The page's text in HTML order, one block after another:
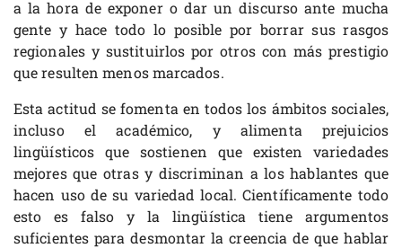
a la hora de exponer o dar un discurso ante mucha
gente y hace todo lo posible por borrar sus rasgos
regionales y sustituirlos por otros con más prestigio
que resulten menos marcados.
Esta actitud se fomenta en todos los ámbitos sociales,
incluso el académico, y alimenta prejuicios
lingüísticos que sostienen que existen variedades
mejores que otras y discriminan a los hablantes que
hacen uso de su variedad local. Científicamente todo
esto es falso y la lingüística tiene argumentos
suficientes para desmontar la creencia de que hablar